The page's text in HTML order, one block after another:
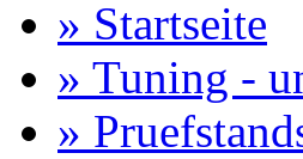
» Startseite
» Tuning -
»